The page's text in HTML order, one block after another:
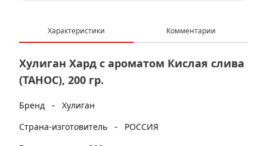
Характеристики Комментарии
Хулиган Хард с ароматом Кислая слива
(ТАНОС), 200 гр.
Бренд - Хулиган
Страна-изготовитель
-
РОССИЯ